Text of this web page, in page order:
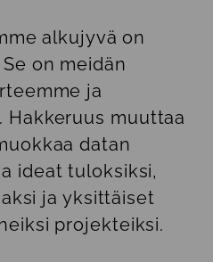
alkujyvä on
on meidän
ja
Hakkeruus muuttaa
datan
ideat tuloksiksi,
ja yksittäiset
projekteiksi.